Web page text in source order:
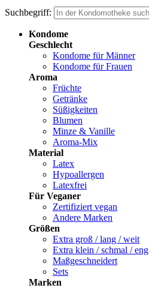
Suchbegriff:
Kondome
Geschlecht
Kondome für Männer
Kondome für Frauen
Aroma
Früchte
Getränke
Süßigkeiten
Blumen
Minze & Vanille
Aroma-Mix
Material
Latex
Hypoallergen
Latexfrei
Für Veganer
Zertifiziert vegan
Andere Marken
Größen
Extra groß / lang / weit
Extra klein / schmal / eng
Maßgeschneidert
Sets
Marken